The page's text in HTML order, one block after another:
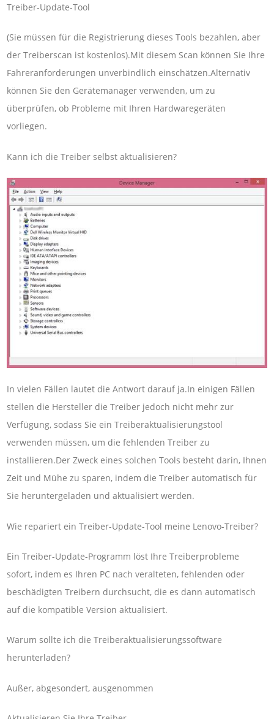
Treiber-Update-Tool
(Sie müssen für die Registrierung dieses Tools bezahlen, aber
der Treiberscan ist kostenlos).Mit diesem Scan können Sie Ihre
Fahreranforderungen unverbindlich einschätzen.Alternativ
können Sie den Gerätemanager verwenden, um zu
überprüfen, ob Probleme mit Ihren Hardwaregeräten
vorliegen.
Kann ich die Treiber selbst aktualisieren?
In vielen Fällen lautet die Antwort darauf ja.In einigen Fällen
stellen die Hersteller die Treiber jedoch nicht mehr zur
Verfügung, sodass Sie ein Treiberaktualisierungstool
verwenden müssen, um die fehlenden Treiber zu
installieren.Der Zweck eines solchen Tools besteht darin, Ihnen
Zeit und Mühe zu sparen, indem die Treiber automatisch für
Sie heruntergeladen und aktualisiert werden.
Wie repariert ein Treiber-Update-Tool meine Lenovo-Treiber?
Ein Treiber-Update-Programm löst Ihre Treiberprobleme
sofort, indem es Ihren PC nach veralteten, fehlenden oder
beschädigten Treibern durchsucht, die es dann automatisch
auf die kompatible Version aktualisiert.
Warum sollte ich die Treiberaktualisierungssoftware
herunterladen?
Außer, abgesondert, ausgenommen